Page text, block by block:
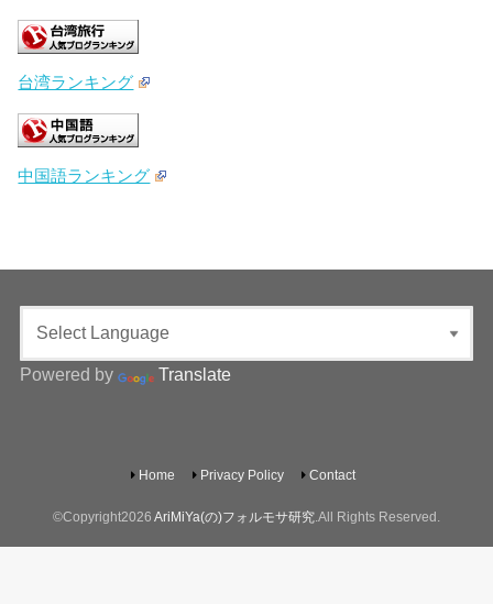
台湾ランキング
中国語ランキング
Powered by Translate
Home Privacy Policy Contact
©Copyright2026 AriMiYa(の)フォルモサ研究 .All Rights Reserved.